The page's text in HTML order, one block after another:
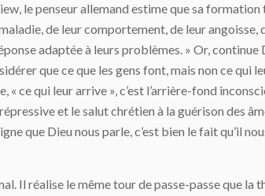
le penseur allemand estime que sa
de leur comportement, de leur angoisse,
adaptée à leurs problèmes. » Or, continue
que ce que les gens font, mais non ce qui
ce qui leur arrive », c’est l’arrière-fond
et le salut chrétien à la guérison des
que Dieu nous parle, c’est bien le fait qu’il
Il réalise le même tour de passe-passe que